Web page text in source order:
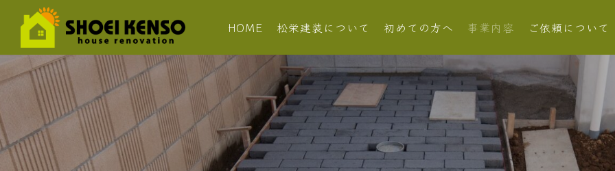
HOME 松栄建装について 初めての方へ 事業内容 ご依頼について